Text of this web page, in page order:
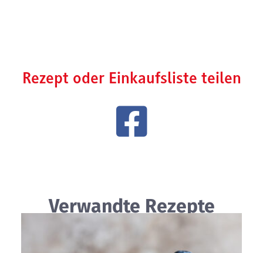
Rezept oder Einkaufsliste teilen
Verwandte Rezepte